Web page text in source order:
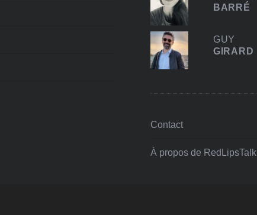
BARRÉ
GUY
GIRARD
Contact
À propos de RedLipsTalk